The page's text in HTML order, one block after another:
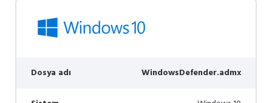
Dosya adı WindowsDefender.admx